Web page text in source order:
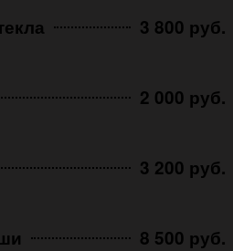
3 800 руб.
2 000 руб.
3 200 руб.
8 500 руб.